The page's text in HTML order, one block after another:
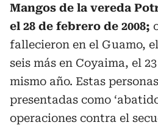
Mangos de la vereda
el 28 de febrero de 2008;
fallecieron en el Guamo,
seis más en Coyaima, el
mismo año. Estas
presentadas como
operaciones contra el